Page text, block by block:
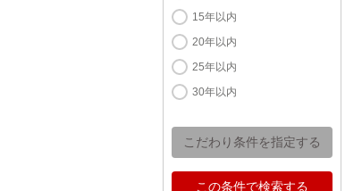
15年以内
20年以内
25年以内
30年以内
こだわり条件を指定する